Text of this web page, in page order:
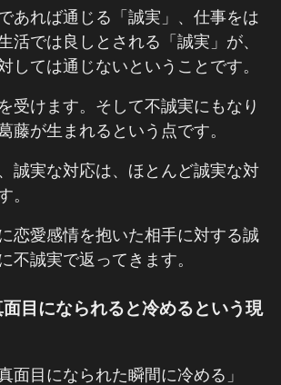
あれば通じる「誠実」、仕事をは
活では良しとされる「誠実」が、
しては通じないということです。
受けます。そして不誠実にもなり
藤が生まれるという点です。
誠実な対応は、ほとんど誠実な対
。
恋愛感情を抱いた相手に対する誠
不誠実で返ってきます。
目になられると冷めるという現
面目になられた瞬間に冷める」